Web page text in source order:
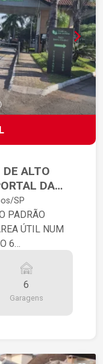
ALTO
DA
SP
PADRÃO
ÚTIL NUM
6
COM
FILTRO DE
COM
6
Garagens